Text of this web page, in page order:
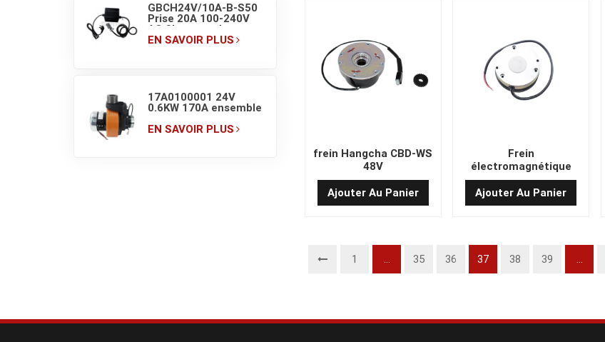
GBCH24V/10A-B-S50
Prise 20A 100-240V
AC Chargeur de
batterie lithium pour
EN SAVOIR PLUS
17A0100001 24V
0.6KW 170A ensemble
transpalette
EN SAVOIR PLUS
frein Hangcha CBD-WS
48V
Ajouter Au Panier
Frein
électromagnétique
Noblelift ZDS-48V
Ajouter Au Panier
1 ... 35 36 37 38 39 ...